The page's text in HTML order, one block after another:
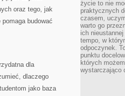
oraz tego, jak
budować
dla
dlaczego
jako baza
życie to nie
praktycznych
czasem,
warto go
ich
tempo, w
odpoczynek.
punktu
których
wystarczająco